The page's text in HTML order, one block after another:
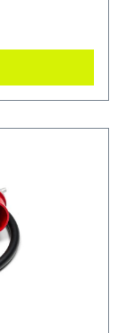
Monaco,